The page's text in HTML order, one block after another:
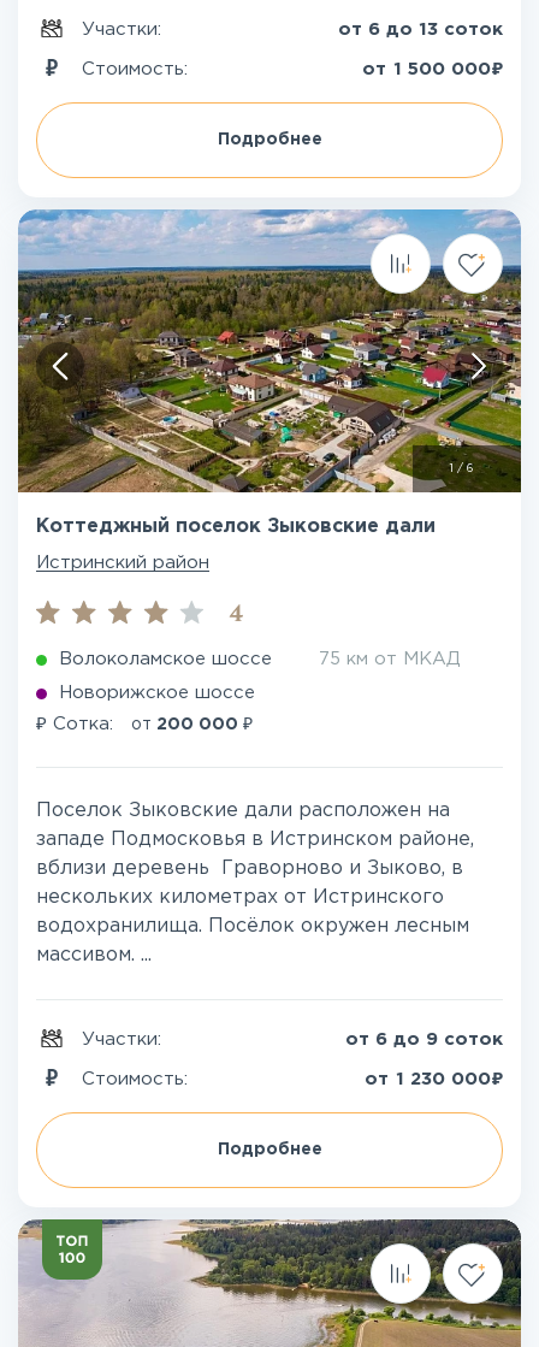
Участки: от 6 до 13 соток
Стоимость: от 1 500 000₽
Подробнее
1 /6
Коттеджный поселок Зыковские дали
Истринский район
4
Волоколамское шоссе 75 км от МКАД
Новорижское шоссе
₽ Сотка: от 200 000 ₽
Поселок Зыковские дали расположен на
западе Подмосковья в Истринском районе,
вблизи деревень Граворново и Зыково, в
нескольких километрах от Истринского
водохранилища. Посёлок окружен лесным
массивом. ...
Участки: от 6 до 9 соток
Стоимость: от 1 230 000₽
Подробнее